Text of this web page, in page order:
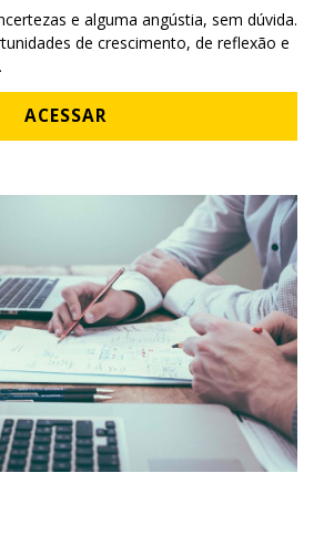
e alguma angústia, sem dúvida.
de crescimento, de reflexão e
ACESSAR